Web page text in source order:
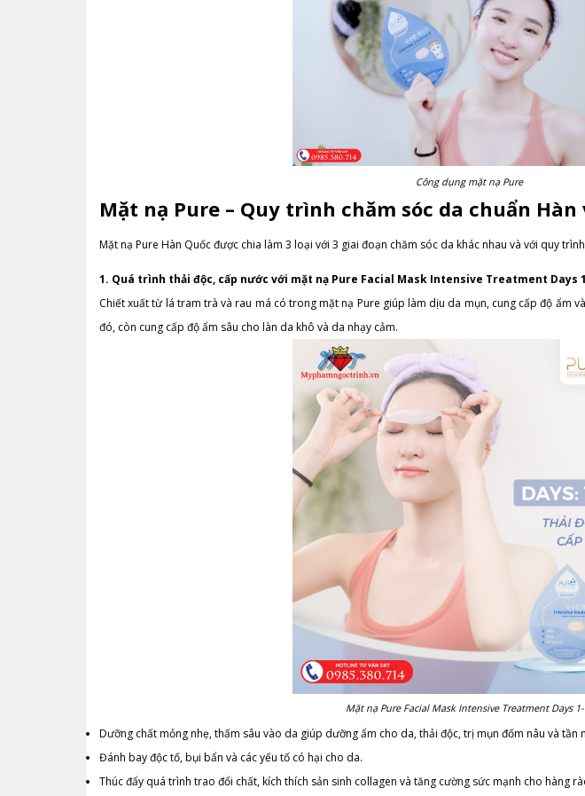
Công dụng mặt nạ Pure
Mặt nạ Pure – Quy trình chăm sóc da chuẩn
Mặt nạ Pure Hàn Quốc được chia làm 3 loại với 3 giai đoạn chăm sóc da khác nhau và với quy
1. Quá trình thải độc, cấp nước với mặt nạ Pure Facial Mask Intensive Treatment Days
Chiết xuất từ lá tram trà và rau má có trong mặt nạ Pure giúp làm dịu da mụn, cung cấp độ ẩm
đó, còn cung cấp độ ẩm sâu cho làn da khô và da nhạy cảm.
Mặt nạ Pure Facial Mask Intensive Treatment Days 1-
Dưỡng chất mỏng nhẹ, thấm sâu vào da giúp dưỡng ẩm cho da, thải độc, trị mụn đốm nâu và tần
Đánh bay độc tố, bụi bẩn và các yếu tố có hại cho da.
Thúc đẩy quá trình trao đổi chất, kích thích sản sinh collagen và tăng cường sức mạnh cho hàng